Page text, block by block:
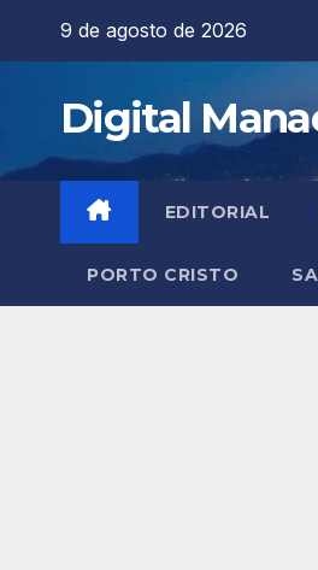
9 de agosto de 2026
Digital
EDITORIAL
PORTO CRISTO